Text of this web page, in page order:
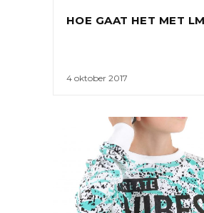
HOE GAAT HET MET
4 oktober 2017